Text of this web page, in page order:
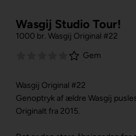
Wasgij Studio Tour!
1000 br. Wasgij Original #22
Gem
Wasgij Original #22
Genoptryk af ældre Wasgij
Originalt fra 2015.